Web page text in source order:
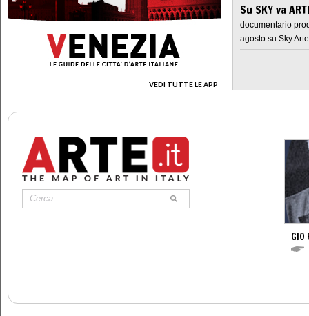
VEDI TUTTE LE APP
>
Su SKY va
documentario
agosto su Sky Arte
GIO